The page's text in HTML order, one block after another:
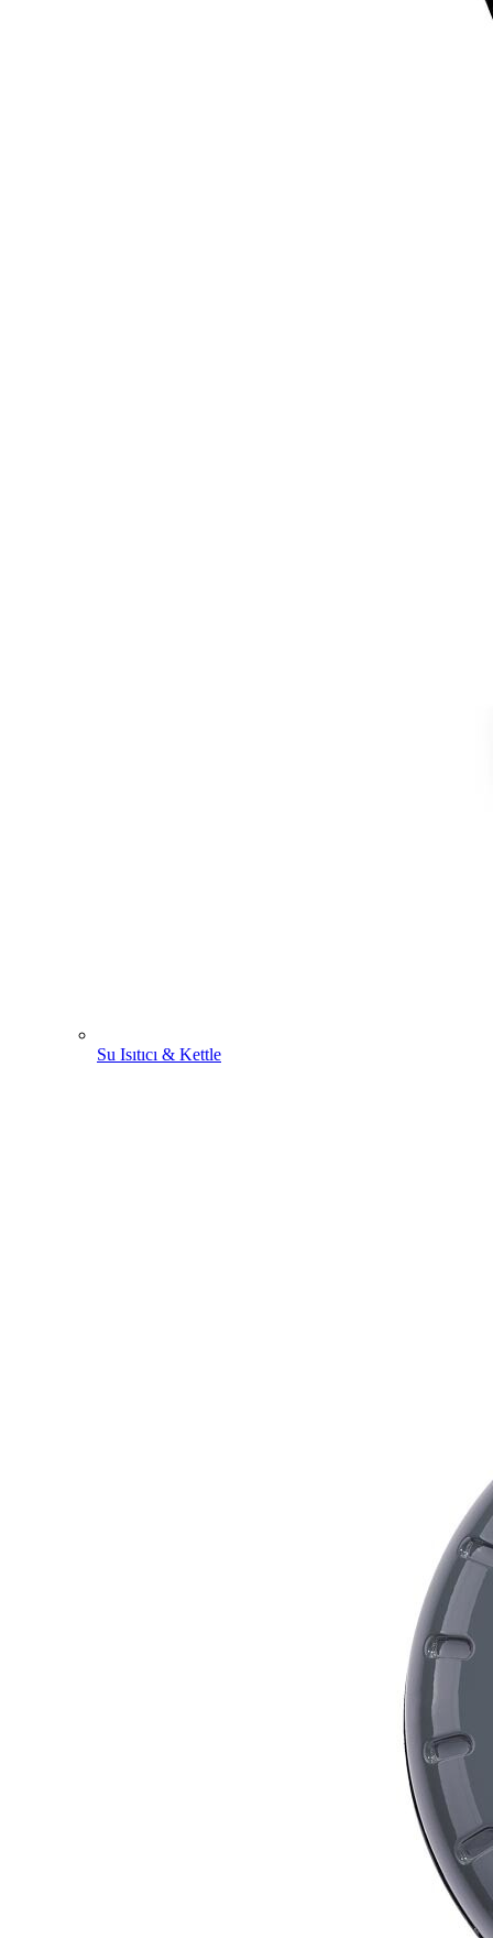
Su Isıtıcı & Kettle